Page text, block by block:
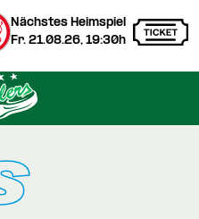
Nächstes Heimspiel
Fr. 21.08.26, 19:30h